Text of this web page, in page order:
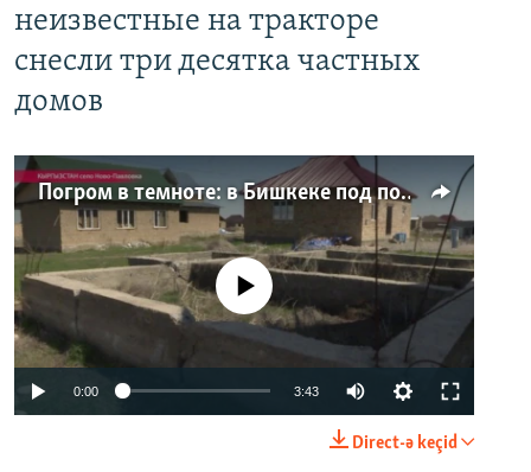
неизвестные на тракторе
снесли три десятка частных
домов
Погром в темноте: в Бишкеке под покровом ночи неизвестные на тракторе снесли три десятка частных домов
No media source currently available
0:00 3:43
Direct-ə keçid